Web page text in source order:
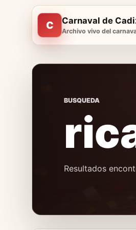
C Carnaval de
Archivo vivo del
BUSQUEDA
Resultados